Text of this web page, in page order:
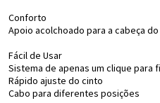
Conforto
Apoio acolchoado para a cabeça
Fácil de Usar
Sistema de apenas um clique para
Rápido ajuste do cinto
Cabo para diferentes posições